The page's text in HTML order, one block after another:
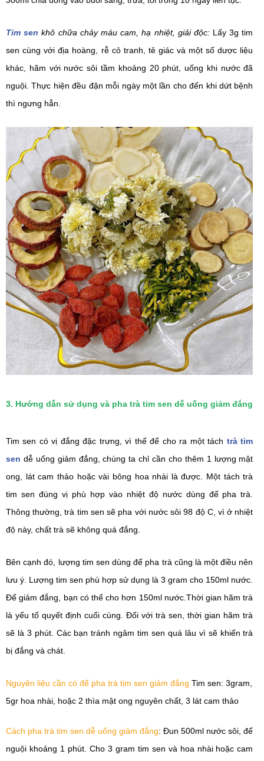
Tim sen khô chữa chảy máu cam, hạ nhiệt, giải độc: Lấy 3g tim
sen cùng với địa hoàng, rễ cỏ tranh, tê giác và một số dược liệu
khác, hãm với nước sôi tầm khoảng 20 phút, uống khi nước đã
nguội. Thực hiện đều đặn mỗi ngày một lần cho đến khi dứt bệnh
thì ngưng hẳn.
3. Hướng dẫn sử dụng và pha trà tim sen dễ uống giảm đắng
Tim sen có vị đắng đặc trưng, vì thế để cho ra một tách trà tim
sen dễ uống giảm đắng, chúng ta chỉ cần cho thêm 1 lượng mật
ong, lát cam thảo hoặc vài bông hoa nhài là được. Một tách trà
tim sen đúng vị phù hợp vào nhiệt độ nước dùng để pha trà.
Thông thường, trà tim sen sẽ pha với nước sôi 98 độ C, vì ở nhiệt
độ này, chất trà sẽ không quá đắng.
Bên cạnh đó, lượng tim sen dùng để pha trà cũng là một điều nên
lưu ý. Lượng tim sen phù hợp sử dụng là 3 gram cho 150ml nước.
Để giảm đắng, bạn có thể cho hơn 150ml nước. Thời gian hãm trà
là yếu tố quyết định cuối cùng. Đối với trà sen, thời gian hãm trà
sẽ là 3 phút. Các bạn tránh ngâm tim sen quá lâu vì sẽ khiến trà
bị đắng và chát.
Nguyên liệu cần có để pha trà tim sen giảm đắng Tim sen: 3gram,
5gr hoa nhài, hoặc 2 thìa mật ong nguyên chất, 3 lát cam thảo
Cách pha trà tim sen dễ uống giảm đắng: Đun 500ml nước sôi, để
nguội khoảng 1 phút. Cho 3 gram tim sen và hoa nhài hoặc cam